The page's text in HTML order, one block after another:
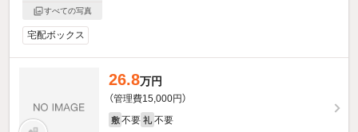
すべての写真
宅配ボックス
26.8万円
（管理費15,000円）
敷 不要 礼 不要